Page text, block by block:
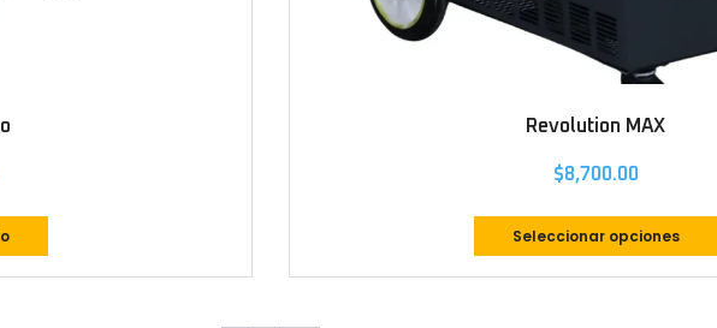
Revolution MAX
$8,700.00
Seleccionar opciones